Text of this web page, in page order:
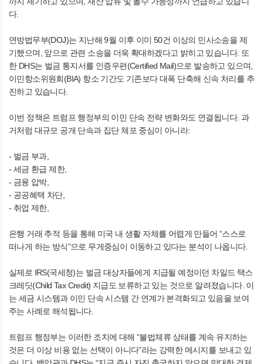
다.
연방법무부(DOJ)는 지난해 9월 이후 이미 50건 이상의 민사소송을 제
기했으며, 앞으로 관련 소송을 더욱 확대하겠다고 밝히고 있습니다. 또
한 DHS는 벌금 통지서를 인증우편(Certified Mail)으로 발송하고 있으며,
이민항소위원회(BIA) 항소 기간도 기존보다 대폭 단축해 신속 처리를 추
진하고 있습니다.
이번 정책은 트럼프 행정부의 이민 단속 전략 변화와도 연결됩니다. 과
거처럼 대규모 공개 단속과 집단 체포 중심이 아니라:
- 벌금 부과,
- 세금 환급 제한,
- 금융 압박,
- 공공혜택 차단,
- 취업 제한,
은행 거래 추적 등을 통해 미국 내 생활 자체를 어렵게 만들어 “스스로
떠나게 하는 방식”으로 무게중심이 이동하고 있다는 분석이 나옵니다.
실제로 IRS(국세청)는 벌금 대상자들에게 지급될 예정이던 차일드 택스
크레딧(Child Tax Credit) 지급도 보류하고 있는 것으로 알려졌습니다. 이
는 세금 시스템과 이민 단속 시스템 간 연계가 본격화되고 있음을 보여
주는 사례로 해석됩니다.
트럼프 행정부는 이러한 조치에 대해 “불법체류 상태를 계속 유지하는
것은 더 이상 비용 없는 선택이 아니다”라는 강력한 메시지를 보내고 있